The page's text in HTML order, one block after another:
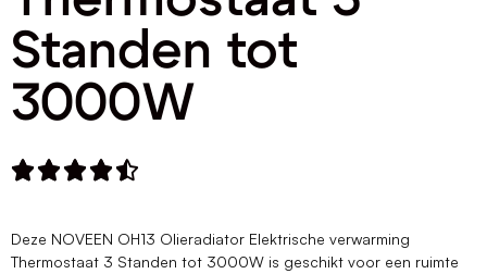
Standen tot
3000W

Deze NOVEEN OH13 Olieradiator Elektrische verwarming
Thermostaat 3 Standen tot 3000W is geschikt voor een ruimte